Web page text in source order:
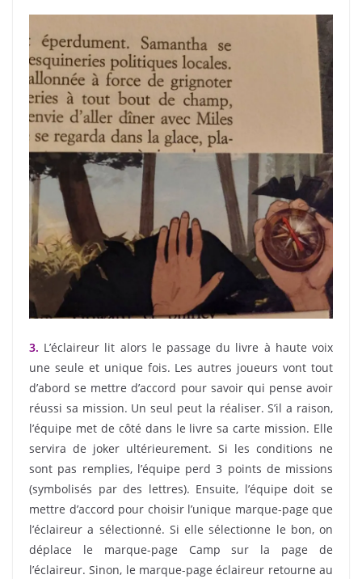
3. L’éclaireur lit alors le passage du livre à haute voix
une seule et unique fois. Les autres joueurs vont tout
d’abord se mettre d’accord pour savoir qui pense avoir
réussi sa mission. Un seul peut la réaliser. S’il a raison,
l’équipe met de côté dans le livre sa carte mission. Elle
servira de joker ultérieurement. Si les conditions ne
sont pas remplies, l’équipe perd 3 points de missions
(symbolisés par des lettres). Ensuite, l’équipe doit se
mettre d’accord pour choisir l’unique marque-page que
l’éclaireur a sélectionné. Si elle sélectionne le bon, on
déplace le marque-page Camp sur la page de
l’éclaireur. Sinon, le marque-page éclaireur retourne au